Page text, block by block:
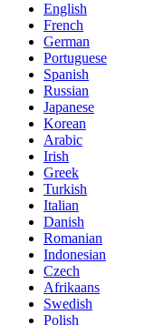
English
French
German
Portuguese
Spanish
Russian
Japanese
Korean
Arabic
Irish
Greek
Turkish
Italian
Danish
Romanian
Indonesian
Czech
Afrikaans
Swedish
Polish